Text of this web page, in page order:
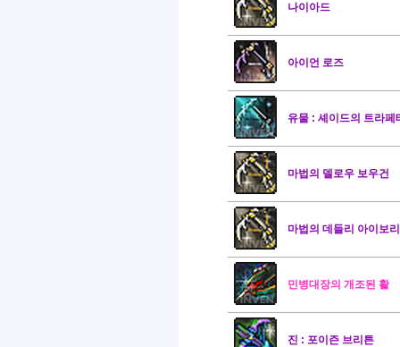
나이아드
아이언 로즈
유물 : 셰이드의 트라페
마법의 델로우 보우건
마법의 데들리 아이보리
민병대장의 개조된 활
진 : 포이즌 브리튼